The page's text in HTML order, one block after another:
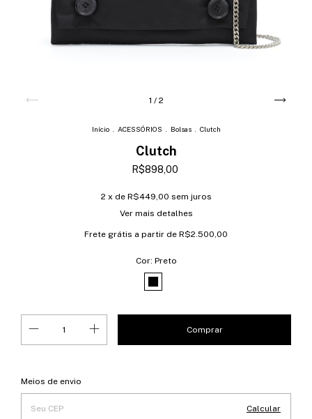
1 / 2
Início ACESSÓRIOS Bolsas Clutch
Clutch
R$898,00
2 x de R$449,00 sem juros
Ver mais detalhes
Frete grátis a partir de R$2.500,00
Cor: Preto
Entregas para o CEP:
Meios de envio
Calcular